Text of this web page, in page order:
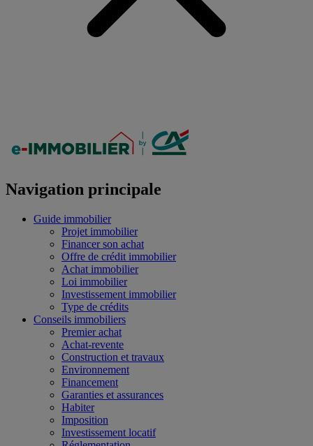
Navigation principale
Guide immobilier
Projet immobilier
Financer son achat
Offre de crédit immobilier
Achat immobilier
Loi immobilier
Investissement immobilier
Type de crédits
Conseils immobiliers
Premier achat
Achat-revente
Construction et travaux
Environnement
Financement
Garanties et assurances
Habiter
Imposition
Investissement locatif